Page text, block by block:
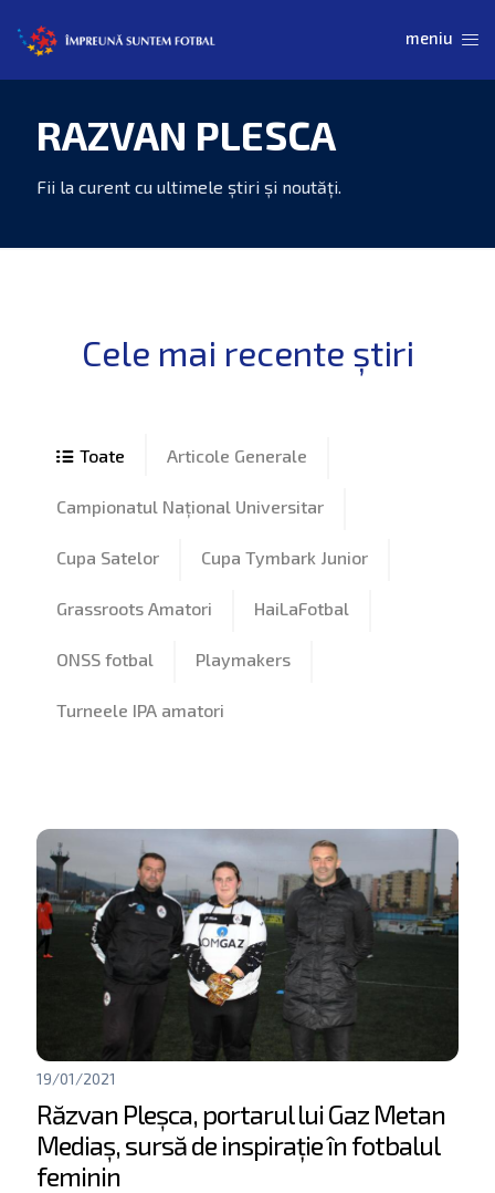
RAZVAN PLESCA
Articole Generale
Campionatul Național Universitar
Cupa Satelor Cupa Tymbark Junior
Grassroots Amatori HaiLaFotbal
ONSS fotbal Playmakers
Turneele IPA amatori
19/01/2021
Răzvan Pleșca, portarul lui Gaz Metan
Mediaș, sursă de inspirație în fotbalul
feminin